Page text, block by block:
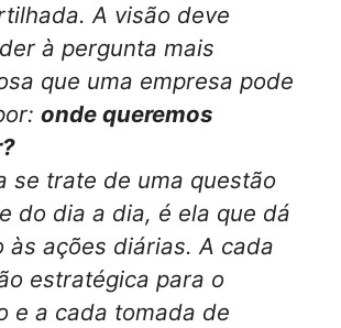
A visão deve
à pergunta mais
que uma empresa pode
onde queremos
se trate de uma questão
do dia a dia, é ela que dá
às ações diárias. A cada
estratégica para o
e a cada tomada de